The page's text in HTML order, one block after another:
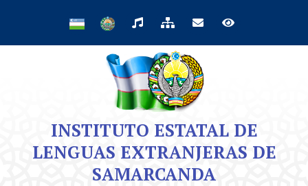
INSTITUTO ESTATAL DE
LENGUAS EXTRANJERAS DE
SAMARCANDA